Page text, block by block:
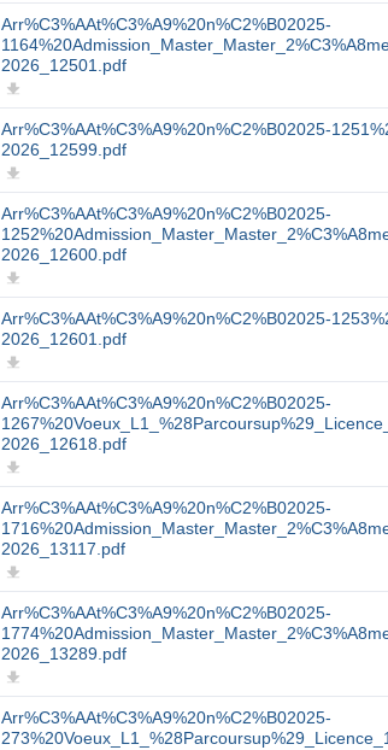
Arr%C3%AAt%C3%A9%20n%C2%B02025-
2026_12501.pdf
Arr%C3%AAt%C3%A9%20n%C2%B02025-
2026_12599.pdf
Arr%C3%AAt%C3%A9%20n%C2%B02025-
2026_12600.pdf
Arr%C3%AAt%C3%A9%20n%C2%B02025-
2026_12601.pdf
Arr%C3%AAt%C3%A9%20n%C2%B02025-
2026_12618.pdf
Arr%C3%AAt%C3%A9%20n%C2%B02025-
2026_13117.pdf
Arr%C3%AAt%C3%A9%20n%C2%B02025-
2026_13289.pdf
Arr%C3%AAt%C3%A9%20n%C2%B02025-